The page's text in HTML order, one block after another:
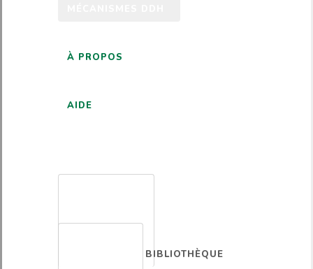
À PROPOS
AIDE
BIBLIOTHÈQUE